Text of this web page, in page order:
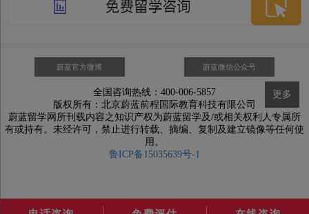
更多
蔚蓝官方微博 蔚蓝微信公众号
全国咨询热线：400-006-5857
版权所有：北京蔚蓝前程国际教育科技有限公司
蔚蓝留学网所刊载内容之知识产权为蔚蓝留学及/或相关权利人专属所
有或持有。未经许可，禁止进行转载、摘编、复制及建立镜像等任何使
用。
鲁ICP备15035639号-1